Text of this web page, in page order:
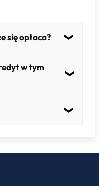
się opłaca?
koszty.
w tym
raczej aneks niż